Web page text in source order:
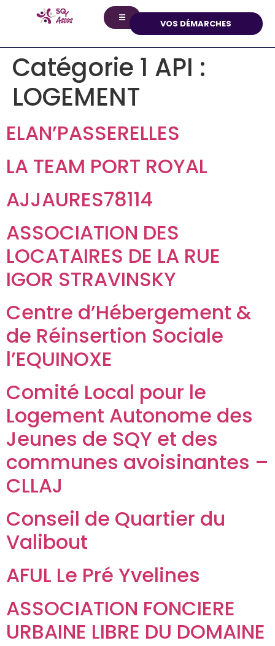
☰
VOS DÉMARCHES
Catégorie 1 API :
LOGEMENT
ELAN’PASSERELLES
LA TEAM PORT ROYAL
AJJAURES78114
ASSOCIATION DES
LOCATAIRES DE LA RUE
IGOR STRAVINSKY
Centre d’Hébergement &
de Réinsertion Sociale
l’EQUINOXE
Comité Local pour le
Logement Autonome des
Jeunes de SQY et des
communes avoisinantes –
CLLAJ
Conseil de Quartier du
Valibout
AFUL Le Pré Yvelines
ASSOCIATION FONCIERE
URBAINE LIBRE DU DOMAINE